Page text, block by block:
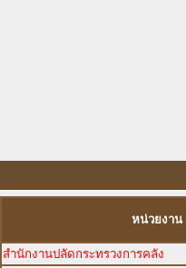
หน่วยงาน
สำนักงานปลัดกระทรวงการคลัง